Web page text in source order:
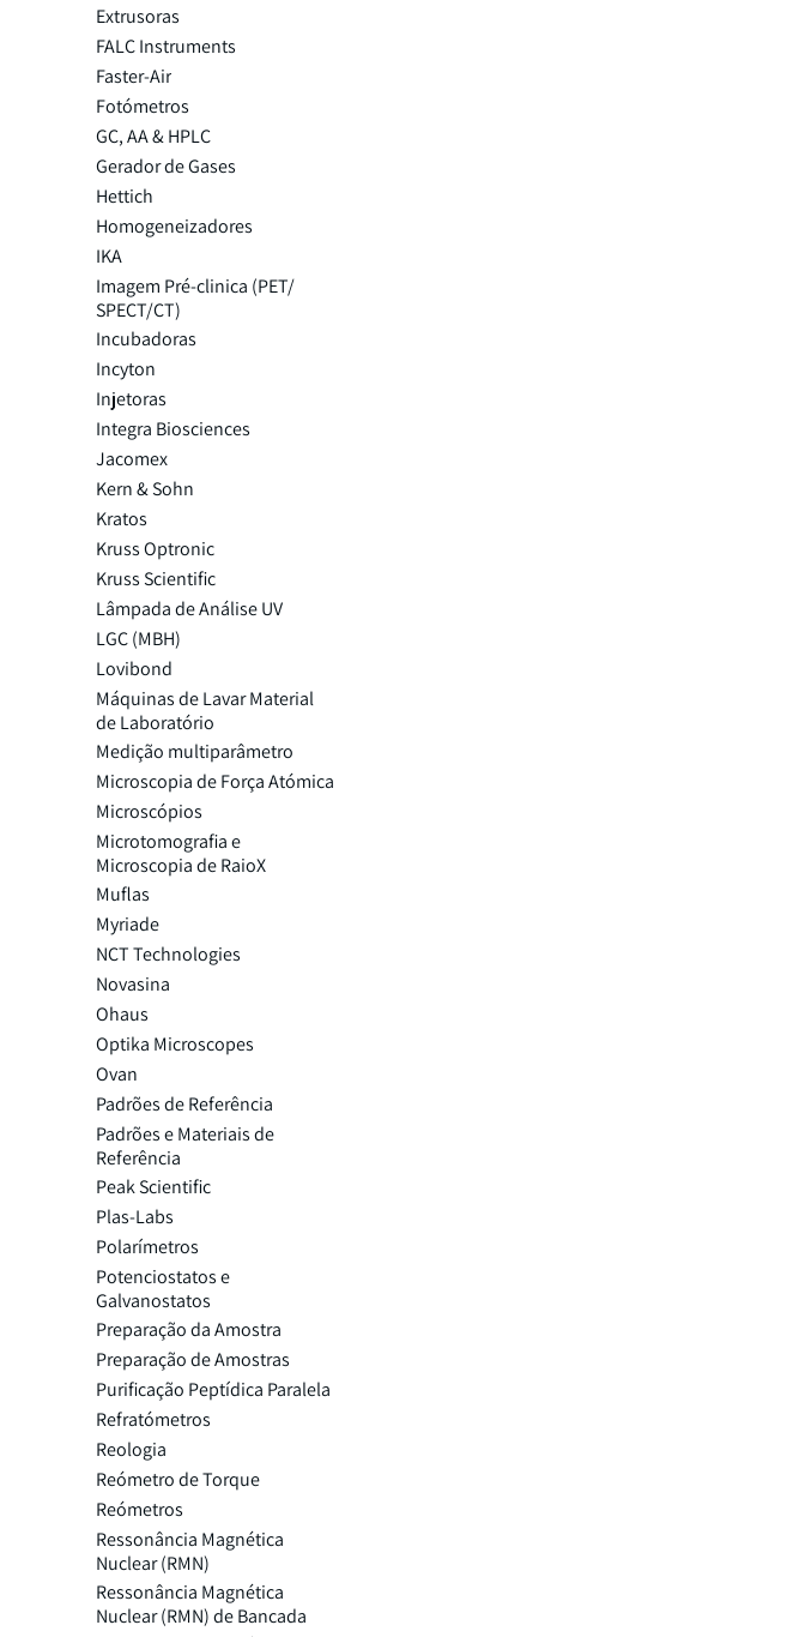
Extrusoras
FALC Instruments
Faster-Air
Fotómetros
GC, AA & HPLC
Gerador de Gases
Hettich
Homogeneizadores
IKA
Imagem Pré-clinica (PET/
SPECT/CT)
Incubadoras
Incyton
Injetoras
Integra Biosciences
Jacomex
Kern & Sohn
Kratos
Kruss Optronic
Kruss Scientific
Lâmpada de Análise UV
LGC (MBH)
Lovibond
Máquinas de Lavar Material
de Laboratório
Medição multiparâmetro
Microscopia de Força Atómica
Microscópios
Microtomografia e
Microscopia de RaioX
Muflas
Myriade
NCT Technologies
Novasina
Ohaus
Optika Microscopes
Ovan
Padrões de Referência
Padrões e Materiais de
Referência
Peak Scientific
Plas-Labs
Polarímetros
Potenciostatos e
Galvanostatos
Preparação da Amostra
Preparação de Amostras
Purificação Peptídica Paralela
Refratómetros
Reologia
Reómetro de Torque
Reómetros
Ressonância Magnética
Nuclear (RMN)
Ressonância Magnética
Nuclear (RMN) de Bancada